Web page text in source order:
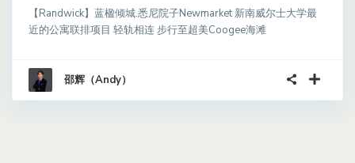
【Randwick】蓝楹倾城.悉尼院子Newmarket 新南威尔士大学最
近的公寓联排项目 轻轨相连 步行至超美Coogee海滩
邵辉（Andy）